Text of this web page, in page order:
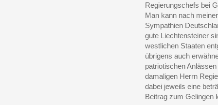
Regierungschefs bei
Man kann nach
Sympathien
gute Liechtensteiner
westlichen Staaten
übrigens auch
patriotischen
damaligen Herrn
dabei jeweils eine
Beitrag zum Gelingen